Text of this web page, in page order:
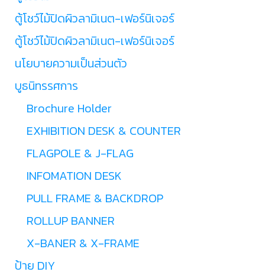
ตู้โชว์ไม้ปิดผิวลามิเนต-เฟอร์นิเจอร์
ตู้โชว์ไม้ปิดผิวลามิเนต-เฟอร์นิเจอร์
นโยบายความเป็นส่วนตัว
บูธนิทรรศการ
Brochure Holder
EXHIBITION DESK & COUNTER
FLAGPOLE & J-FLAG
INFOMATION DESK
PULL FRAME & BACKDROP
ROLLUP BANNER
X-BANER & X-FRAME
ป้าย DIY